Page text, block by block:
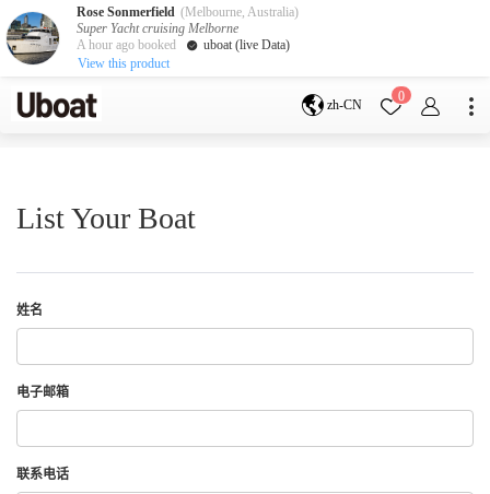
zh-CN
0
目的地
塔斯马尼亚
sunshine coast
奥克兰
游艇活动
包船海钓
拼船海钓
服务
List Your Boat
姓名
电子邮箱
联系电话
Rose Sonmerfield (Melbourne, Australia)
Super Yacht cruising Melborne
A hour ago booked
uboat (live Data)
View this product